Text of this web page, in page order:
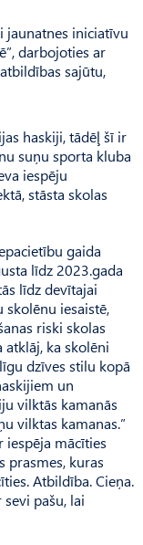
jaunatnes iniciatīvu
darbojoties ar
sajūtu,
haskiji, tādēļ šī ir
suņu sporta kluba
iespēju
stāsta skolas
gaida
līdz 2023.gada
līdz devītajai
skolēnu iesaistē,
riski skolas
atklāj, ka skolēni
dzīves stilu kopā
un
vilktās kamanās
vilktas kamanas.”
iespēja mācīties
prasmes, kuras
Atbildība. Cieņa.
pašu, lai